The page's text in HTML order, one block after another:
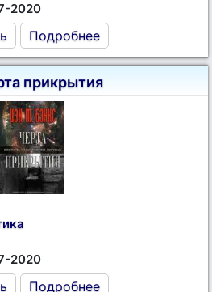
2020
Подробнее
прикрытия
2020
Подробнее